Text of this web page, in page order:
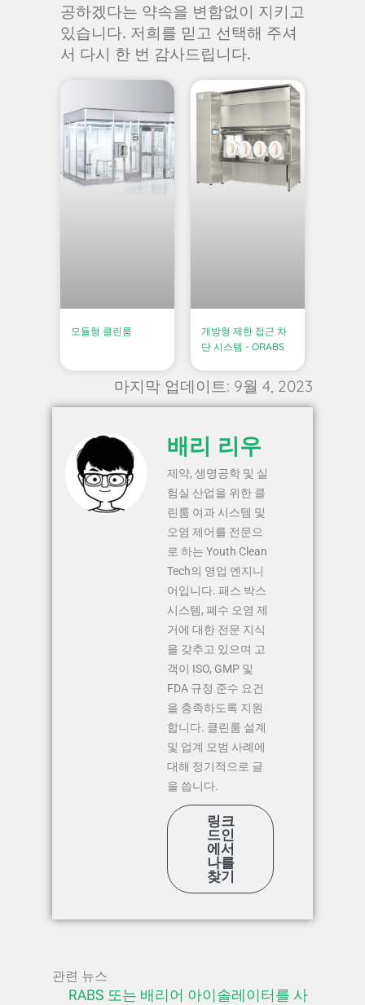
공하겠다는 약속을 변함없이 지키고
있습니다. 저희를 믿고 선택해 주셔
서 다시 한 번 감사드립니다.
모듈형 클린룸
개방형 제한 접근 차
단 시스템 - ORABS
마지막 업데이트: 9월 4, 2023
배리 리우
제약, 생명공학 및 실
험실 산업을 위한 클
린룸 여과 시스템 및
오염 제어를 전문으
로 하는 Youth Clean
Tech의 영업 엔지니
어입니다. 패스 박스
시스템, 폐수 오염 제
거에 대한 전문 지식
을 갖추고 있으며 고
객이 ISO, GMP 및
FDA 규정 준수 요건
을 충족하도록 지원
합니다. 클린룸 설계
및 업계 모범 사례에
대해 정기적으로 글
을 씁니다.
링크
드인
에서
나를
찾기
관련 뉴스
RABS 또는 배리어 아이솔레이터를 사